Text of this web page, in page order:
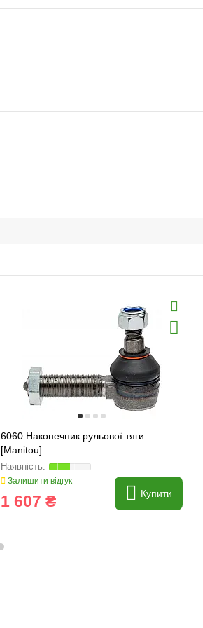
6060 Наконечник рульової тяги
[Manitou]
Залишити відгук
1 607 ₴ Купити